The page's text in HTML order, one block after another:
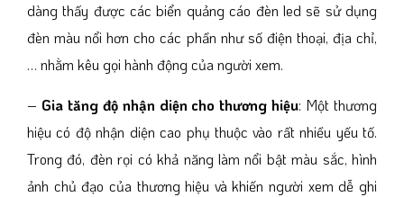
dàng thấy được các biển quảng cáo đèn led sẽ sử dụng
đèn màu nổi hơn cho các phần như số điện thoại, địa chỉ,
… nhằm kêu gọi hành động của người xem.
– Gia tăng độ nhận diện cho thương hiệu: Một thương
hiệu có độ nhận diện cao phụ thuộc vào rất nhiều yếu tố.
Trong đó, đèn rọi có khả năng làm nổi bật màu sắc, hình
ảnh chủ đạo của thương hiệu và khiến người xem dễ ghi